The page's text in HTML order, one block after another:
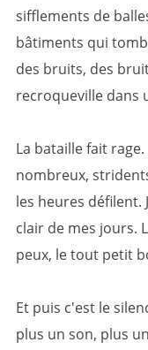
sifflements de
bâtiments qui
des bruits, des
recroqueville dans
La bataille fait
nombreux,
les heures
clair de mes jours.
peux, le tout petit
Et puis c'est le
plus un son, plus